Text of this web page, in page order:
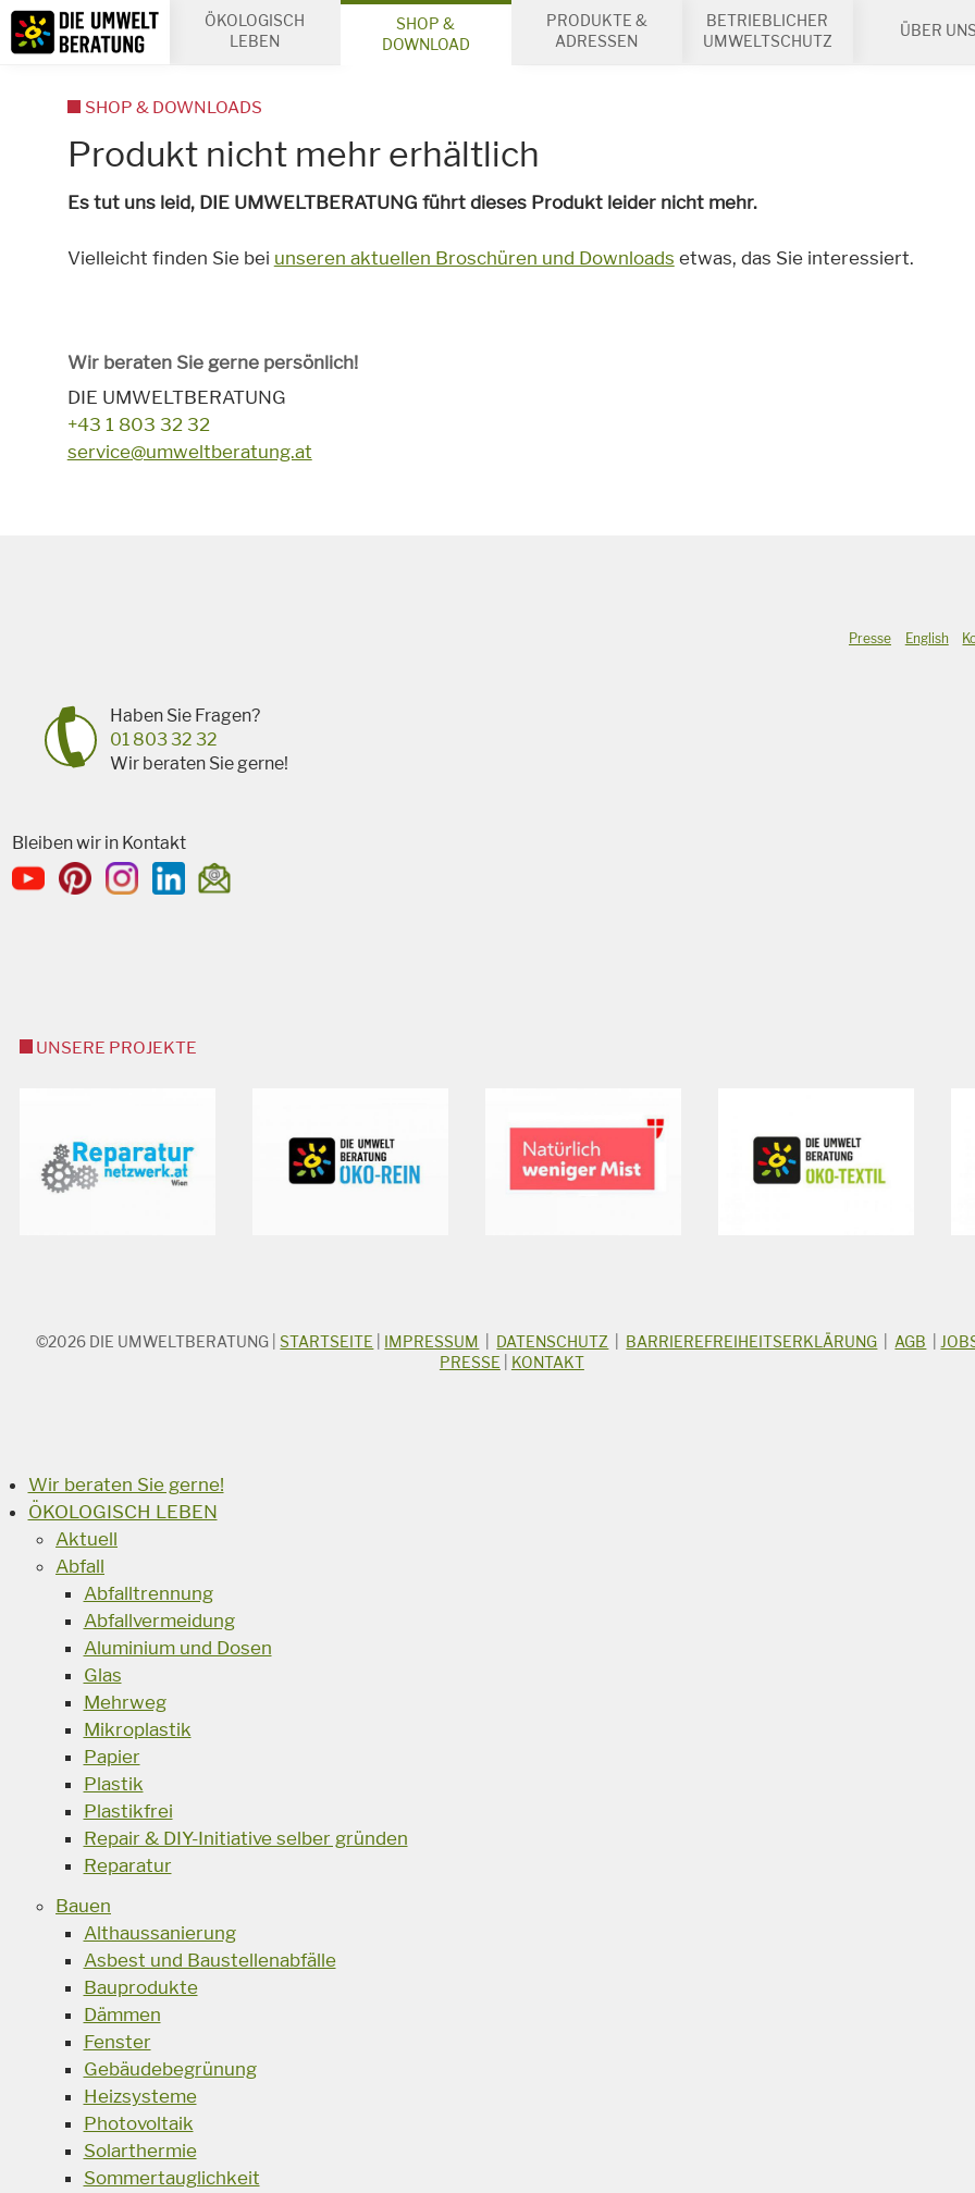
Inhalt
Suche
ÖKOLOGISCH
LEBEN
SHOP &
DOWNLOAD
PRODUKTE &
ADRESSEN
BETRIEBLICHER
UMWELTSCHUTZ
ÜBER
Produkt nicht mehr erhältlich
Es tut uns leid, DIE UMWELTBERATUNG führt dieses Produkt leider nicht mehr.
Vielleicht finden Sie bei unseren aktuellen Broschüren und Downloads etwas, das Sie interessiert.
Wir beraten Sie gerne persönlich!
DIE UMWELTBERATUNG
+43 1 803 32 32
service@umweltberatung.at
SHOP & DOWNLOADS
Presse English
Haben Sie Fragen?
01 803 32 32
Wir beraten Sie gerne!
Bleiben wir in Kontakt
UNSERE PROJEKTE
©2026 DIE UMWELTBERATUNG |STARTSEITE IMPRESSUM DATENSCHUTZ BARRIEREFREIHEITSERKLÄRUNG |AGB |
PRESSE
KONTAKT
Wir beraten Sie gerne!
ÖKOLOGISCH LEBEN
Aktuell
Abfall
Abfalltrennung
Abfallvermeidung
Aluminium und Dosen
Glas
Mehrweg
Mikroplastik
Papier
Plastik
Plastikfrei
Repair & DIY-Initiative selber gründen
Reparatur
Bauen
Althaussanierung
Asbest und Baustellenabfälle
Bauprodukte
Dämmen
Fenster
Gebäudebegrünung
Heizsysteme
Photovoltaik
Solarthermie
Sommertauglichkeit